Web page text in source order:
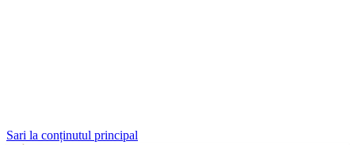
Sari la conținutul principal